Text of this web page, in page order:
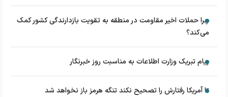
چرا حملات اخیر مقاومت در منطقه به تقویت بازدارندگی کشور کمک
می‌کند؟
پیام تبریک وزارت اطلاعات به مناسبت روز خبرنگار
تا آمریکا رفتارش را تصحیح نکند تنگه هرمز باز نخواهد شد